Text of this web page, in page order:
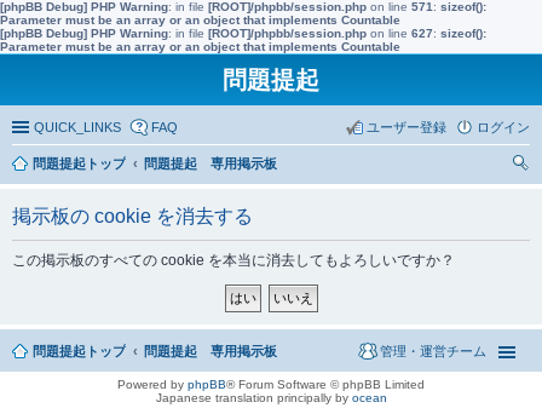
[phpBB Debug] PHP Warning: in file [ROOT]/phpbb/session.php on line 571 : sizeof():
Parameter must be an array or an object that implements Countable
[phpBB Debug] PHP Warning: in file [ROOT]/phpbb/session.php on line 627: sizeof():
Parameter must be an array or an object that implements Countable
問題提起
QUICK_LINKS FAQ ログイン
ユーザー登録
問題提起トップ
問題提起 専用掲示板
掲示板の cookie を消去する
この掲示板のすべての cookie を本当に消去してもよろしいですか？
問題提起トップ 問題提起 専用掲示板 管理・運営チーム
Powered by phpBB® Forum Software © phpBB Limited
Japanese translation principally by ocean